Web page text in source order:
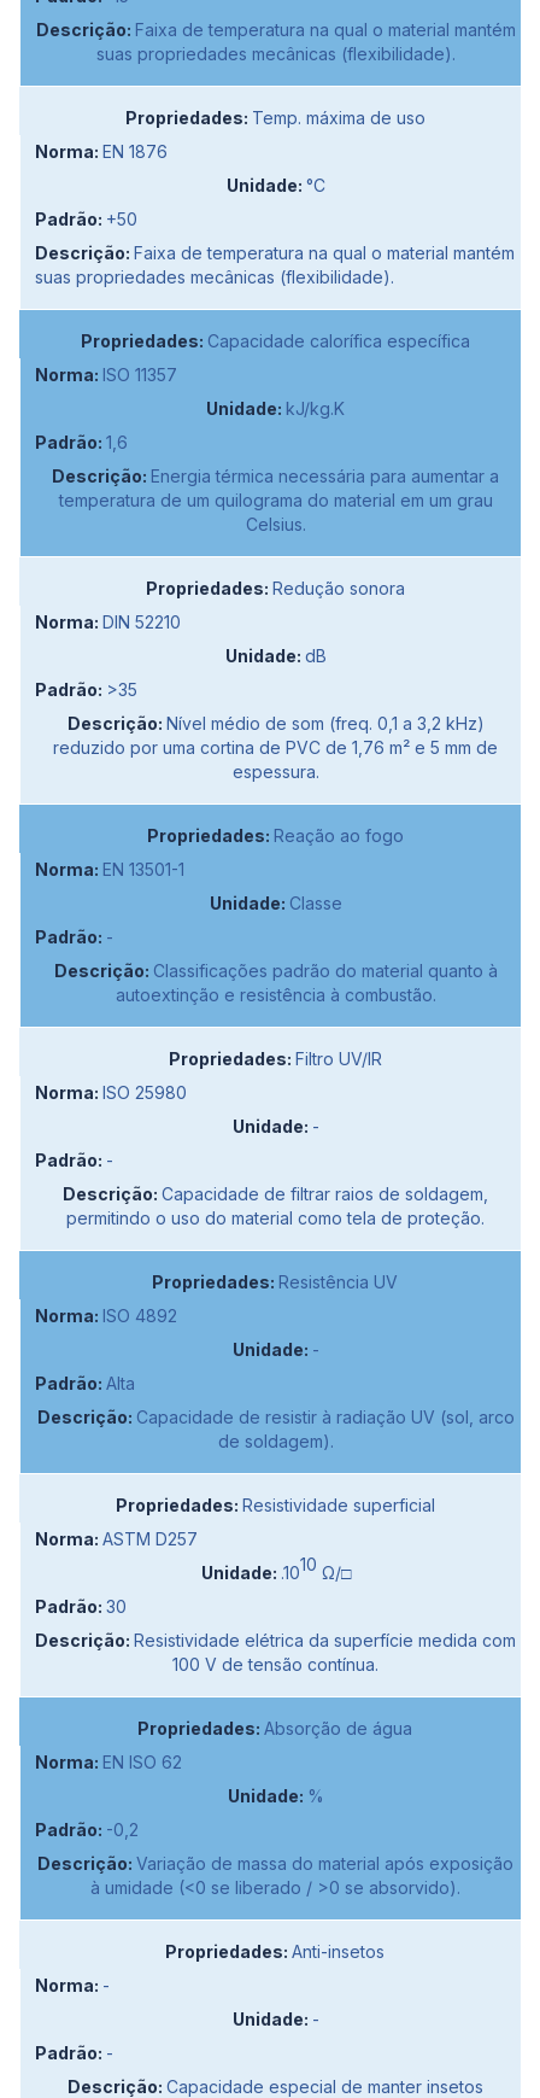
Faixa de temperatura na qual o material mantém
suas propriedades mecânicas (flexibilidade).
Temp. máxima de uso
EN 1876
°C
+50
Faixa de temperatura na qual o material mantém
suas propriedades mecânicas (flexibilidade).
Capacidade calorífica específica
ISO 11357
kJ/kg.K
1,6
Energia térmica necessária para aumentar a
temperatura de um quilograma do material em um grau
Celsius.
Redução sonora
DIN 52210
dB
>35
Nível médio de som (freq. 0,1 a 3,2 kHz)
reduzido por uma cortina de PVC de 1,76 m² e 5 mm de
espessura.
Reação ao fogo
EN 13501-1
Classe
-
Classificações padrão do material quanto à
autoextinção e resistência à combustão.
Filtro UV/IR
ISO 25980
-
-
Capacidade de filtrar raios de soldagem,
permitindo o uso do material como tela de proteção.
Resistência UV
ISO 4892
-
Alta
Capacidade de resistir à radiação UV (sol, arco
de soldagem).
Resistividade superficial
ASTM D257
.1010 Ω/□
30
Resistividade elétrica da superfície medida com
100 V de tensão contínua.
Absorção de água
EN ISO 62
%
-0,2
Variação de massa do material após exposição
à umidade (<0 se liberado / >0 se absorvido).
Anti-insetos
-
-
-
Capacidade especial de manter insetos